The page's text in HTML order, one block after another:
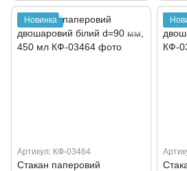
Новинка
Артикул: КФ-03464
Стакан паперовий